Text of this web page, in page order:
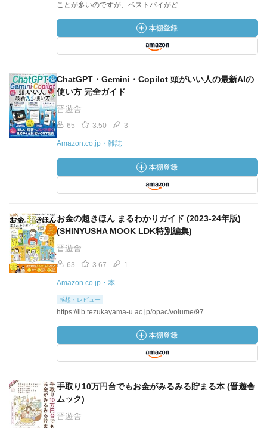
ことが多いのですが、ベストバイがど...
ChatGPT・Gemini・Copilot 頭がいい人の最新AIの
使い方 完全ガイド
晋遊舎
65 3.50 3
Amazon.co.jp・雑誌
お金の超きほん まるわかりガイド (2023-24年版)
(SHINYUSHA MOOK LDK特別編集)
晋遊舎
63 3.67 1
Amazon.co.jp・本
感想・レビュー
https://lib.tezukayama-u.ac.jp/opac/volume/97...
手取り10万円台でもお金がみるみる貯まる本 (晋遊舎
ムック)
晋遊舎